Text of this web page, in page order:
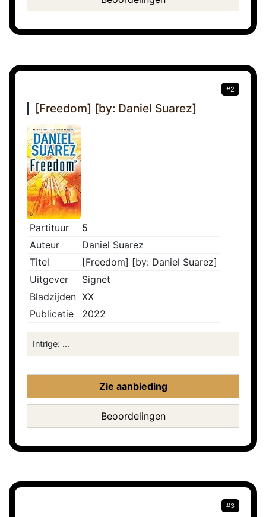
#2
[Freedom] [by: Daniel Suarez]
Partituur
5
Auteur
Daniel Suarez
Titel
[Freedom] [by: Daniel Suarez]
Uitgever
Signet
Bladzijden XX
Publicatie
2022
Intrige: ...
Zie aanbieding
Beoordelingen
#3